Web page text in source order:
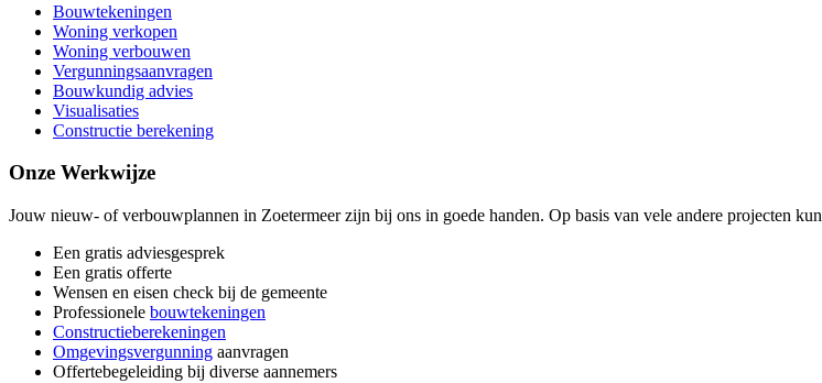
Bouwtekeningen
Woning verkopen
Woning verbouwen
Vergunningsaanvragen
Bouwkundig advies
Visualisaties
Constructie berekening
Onze Werkwijze
Jouw nieuw- of verbouwplannen in Zoetermeer zijn bij ons in goede handen. Op basis van vele andere projecten
Een gratis adviesgesprek
Een gratis offerte
Wensen en eisen check bij de gemeente
Professionele bouwtekeningen
Constructieberekeningen
Omgevingsvergunning aanvragen
Offertebegeleiding bij diverse aannemers